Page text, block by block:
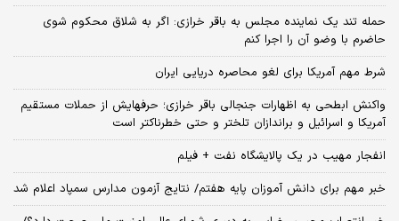
حمله تند یک نماینده مجلس به باقر خرازی: اگر به شلاق محکوم شوی
حاضرم با وضو آن را اجرا کنم
شرط مهم آمریکا برای لغو محاصره دریایی ایران
واکنش ابطحی به اظهارات جنجالی باقر خرازی؛ حرفهایش از حملات مستقیم
آمریکا و اسرائیل و براندازان تلختر و حتی خطرناکتر است
انفجار مهیب در یک پالایشگاه نفت + فیلم
خبر مهم برای دانش آموزان پایه هفتم/ نتایج آزمون مدارس سمپاد اعلام شد